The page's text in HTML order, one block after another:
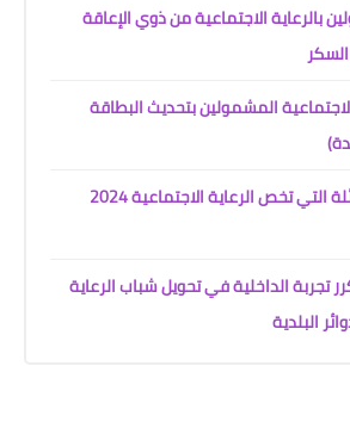
بالرعاية الاجتماعية من ذوي الإعاقة
السكر
المشمولين بتحديث البطاقة
الاجابة عن الاسئلة التي تخص الرعاية الاجتماعية 2024
تجربة الداخلية في تحويل شباب الرعاية
البلدية